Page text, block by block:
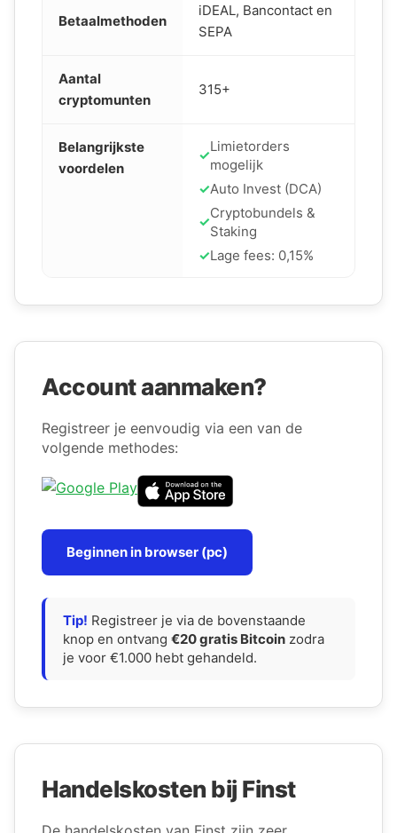
Betaalmethoden
iDEAL, Bancontact en
SEPA
Aantal
cryptomunten
315+
Belangrijkste
voordelen
✓
Limietorders
mogelijk
✓Auto Invest (DCA)
✓
Cryptobundels &
Staking
✓Lage fees: 0,15%
Account aanmaken?
Registreer je eenvoudig via een van de
volgende methodes:
Beginnen in browser (pc)
Tip! Registreer je via de bovenstaande
knop en ontvang €20 gratis Bitcoin zodra
je voor €1.000 hebt gehandeld.
Handelskosten bij Finst